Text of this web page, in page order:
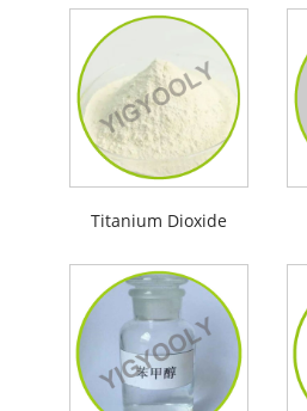
Titanium Dioxide